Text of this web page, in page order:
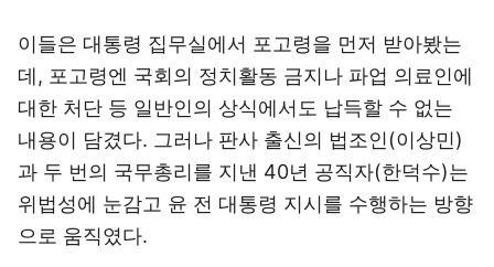
이들은 대통령 집무실에서 포고령을 먼저 받아봤는
데, 포고령엔 국회의 정치활동 금지나 파업 의료인에
대한 처단 등 일반인의 상식에서도 납득할 수 없는
내용이 담겼다. 그러나 판사 출신의 법조인(이상민)
과 두 번의 국무총리를 지낸 40년 공직자(한덕수)는
위법성에 눈감고 윤 전 대통령 지시를 수행하는 방향
으로 움직였다.